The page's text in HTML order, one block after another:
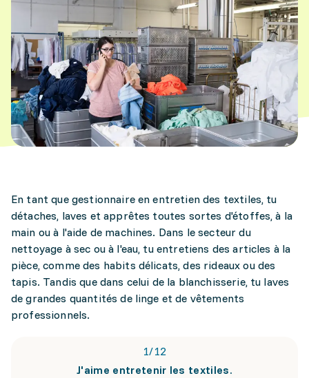
En tant que gestionnaire en entretien des textiles, tu
détaches, laves et apprêtes toutes sortes d'étoffes, à la
main ou à l'aide de machines. Dans le secteur du
nettoyage à sec ou à l'eau, tu entretiens des articles à la
pièce, comme des habits délicats, des rideaux ou des
tapis. Tandis que dans celui de la blanchisserie, tu laves
de grandes quantités de linge et de vêtements
professionnels.
1/12
J'aime entretenir les textiles.